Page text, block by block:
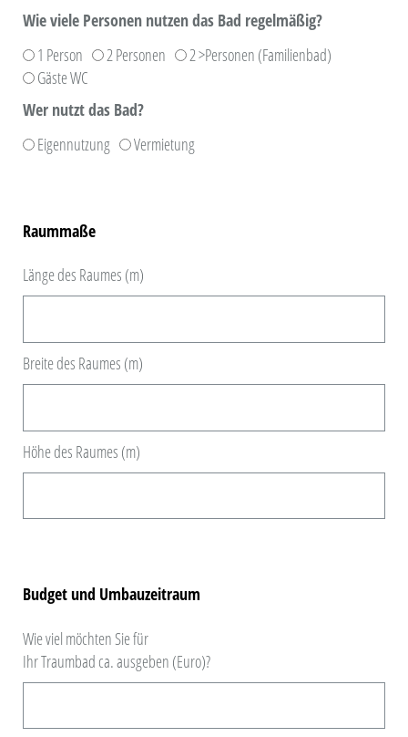
Wie viele Personen nutzen das Bad regelmäßig?
1 Person
2 Personen
2 >Personen (Familienbad)
Gäste WC
Wer nutzt das Bad?
Eigennutzung
Vermietung
Raummaße
Länge des Raumes (m)
Breite des Raumes (m)
Höhe des Raumes (m)
Budget und Umbauzeitraum
Wie viel möchten Sie für
Ihr Traumbad ca. ausgeben (Euro)?